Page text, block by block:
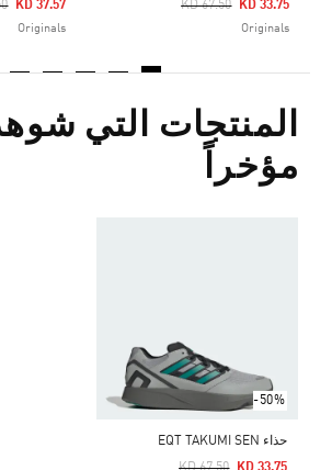
Price Reduced From
KD 67.50
To KD 33.75
Originals
KD 37.57
Originals
المنتجات التي
مؤخراً
-50%
حذاء EQT TAKUMI SEN
Price Reduced From
To